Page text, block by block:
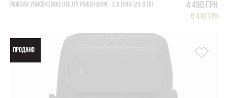
РЮКЗАК УНИСЕКС NIKE UTILITY POWER BKPK - 2.0 (FN4120-010) 4 490 грн
6 410 грн
ПРОДАНО